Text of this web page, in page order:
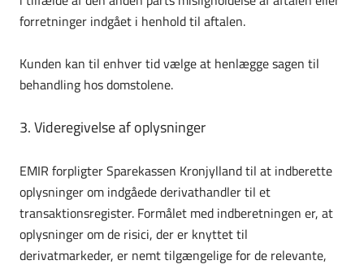
forretninger indgået i henhold til aftalen.
Kunden kan til enhver tid vælge at henlægge sagen til
behandling hos domstolene.
3. Videregivelse af oplysninger
EMIR forpligter Sparekassen Kronjylland til at indberette
oplysninger om indgåede derivathandler til et
transaktionsregister. Formålet med indberetningen er, at
oplysninger om de risici, der er knyttet til
derivatmarkeder, er nemt tilgængelige for de relevante,